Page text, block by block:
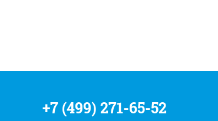
+7 (499) 271-65-52